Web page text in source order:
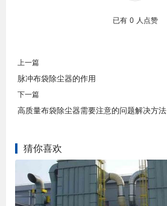
已有 0 人点赞
上一篇
脉冲布袋除尘器的作用
下一篇
高质量布袋除尘器需要注意的问题解决方法
猜你喜欢